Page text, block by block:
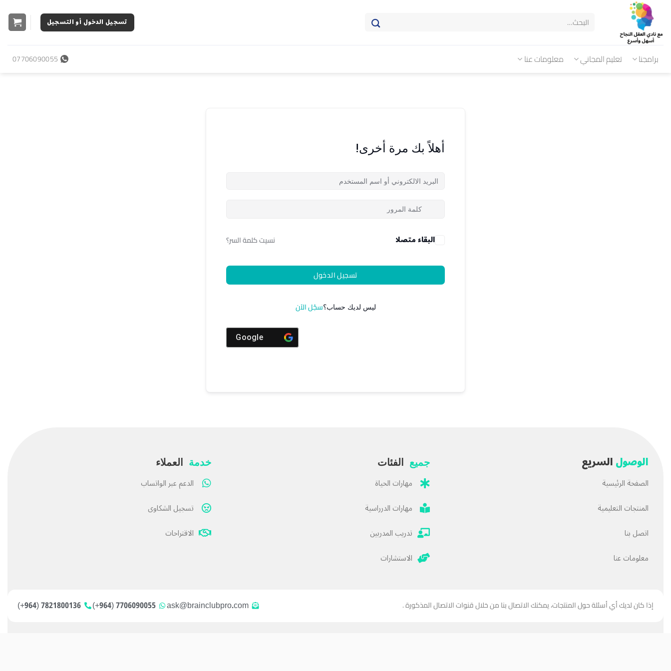
تسجيل الدخول أو التسجيل
برامجنا تعليم المجاني معلومات عنا 07706090055
أهلاً بك مرة أخرى!
البقاء متصلا نسيت كلمة السر؟
تسجيل الدخول
ليس لديك حساب؟سجّل الآن
Google
الوصولالسريع
الصفحة الرئيسية
المنتجات التعليمية
اتصل بنا
معلومات عنا
جميع الفئات
مهارات الحياة
مهارات الدرراسية
تدريب المدربين
الاستشارات
خدمة العملاء
الدعم عبر الواتساب
تسجيل الشكاوى
الاقتراحات
إذا كان لديك أي أسئلة حول المنتجات، يمكنك الاتصال بنا من خلال قنوات الاتصال المذكورة . ask@brainclubpro.com
7706090055 (964+)
7821800136 (964+)